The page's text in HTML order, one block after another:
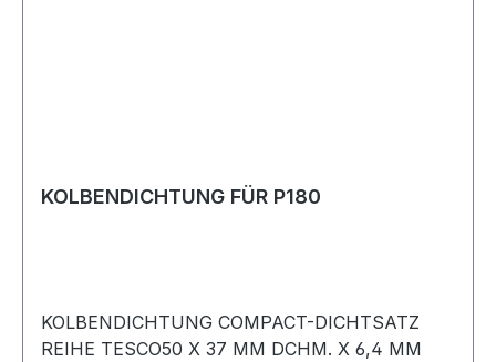
KOLBENDICHTUNG FÜR P180
KOLBENDICHTUNG COMPACT-DICHTSATZ
REIHE TESCO50 X 37 MM DCHM. X 6,4 MM